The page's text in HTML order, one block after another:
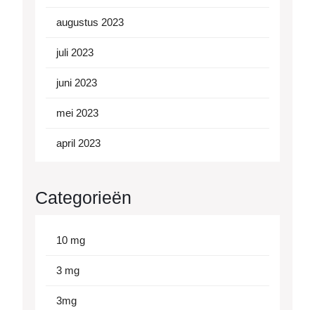
augustus 2023
juli 2023
juni 2023
mei 2023
april 2023
Categorieën
10 mg
3 mg
3mg